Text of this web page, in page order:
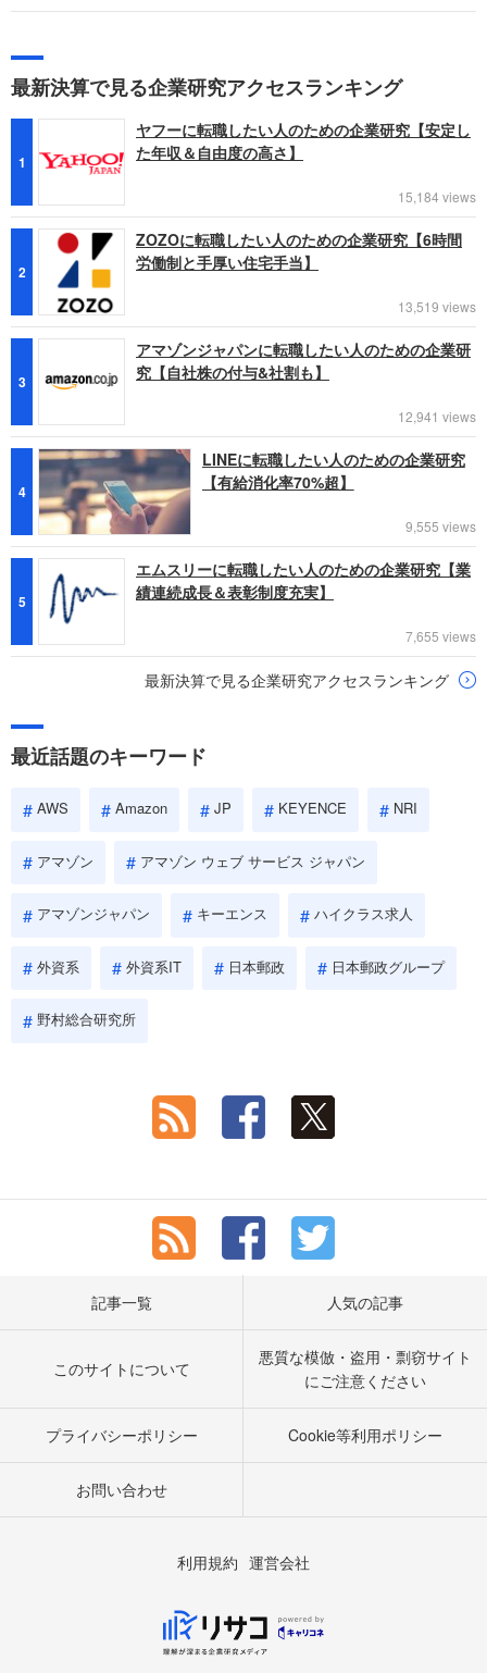
最新決算で見る企業研究アクセスランキング
1
ヤフーに転職したい人のための企業研究【安定し
た年収＆自由度の高さ】
15,184 views
2
ZOZOに転職したい人のための企業研究【6時間
労働制と手厚い住宅手当】
13,519 views
3
アマゾンジャパンに転職したい人のための企業研
究【自社株の付与&社割も】
12,941 views
4
LINEに転職したい人のための企業研究
【有給消化率70%超】
9,555 views
5
エムスリーに転職したい人のための企業研究【業
績連続成長＆表彰制度充実】
7,655 views
最新決算で見る企業研究アクセスランキング
最近話題のキーワード
AWS Amazon JP KEYENCE NRI
アマゾン アマゾン ウェブ サービス ジャパン
アマゾンジャパン キーエンス ハイクラス求人
外資系 外資系IT 日本郵政 日本郵政グループ
野村総合研究所
記事一覧 人気の記事
このサイトについて
悪質な模倣・盗用・剽窃サイト
にご注意ください
プライバシーポリシー Cookie等利用ポリシー
お問い合わせ
利用規約 運営会社